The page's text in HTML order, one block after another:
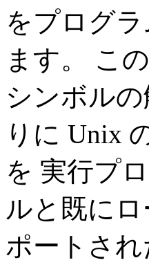
をプログ
ます。 こ
シンボル
りに Unix
を 実行プ
ルと既に
ポートさ